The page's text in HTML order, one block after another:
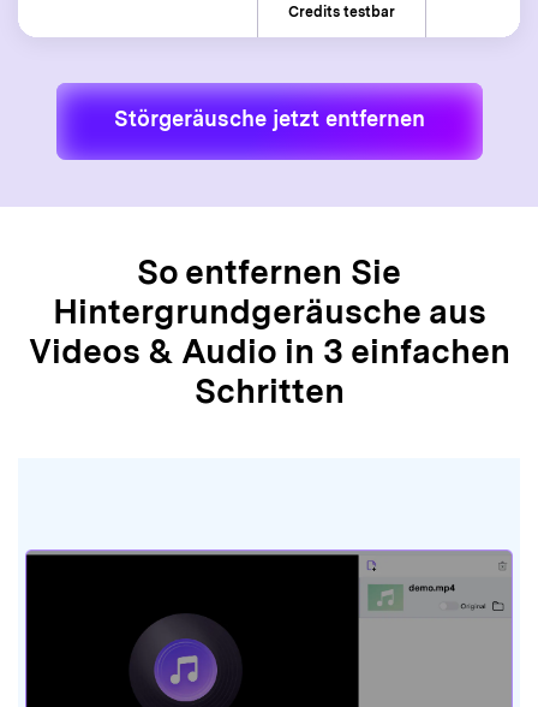
Credits testbar
Störgeräusche jetzt entfernen
So entfernen Sie
Hintergrundgeräusche aus
Videos & Audio in 3 einfachen
Schritten
Schritt 1: Video-/Audiodatei(en) hochladen
Klicken Sie, um Ihre Video- oder Audiodateien zu importieren,
oder ziehen Sie die Datei direkt in das angezeigte Fenster.